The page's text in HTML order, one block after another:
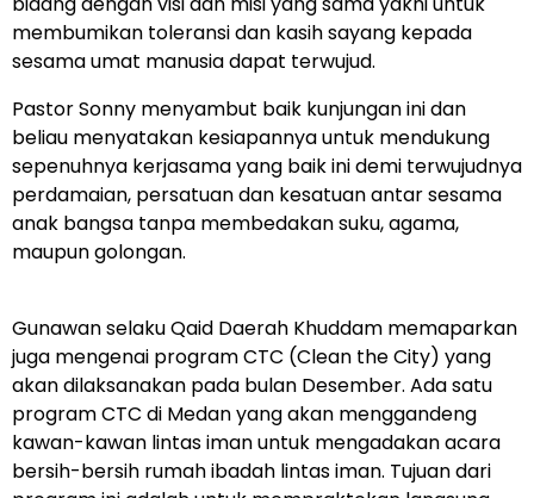
membumikan toleransi dan kasih sayang kepada
sesama umat manusia dapat terwujud.
Pastor Sonny menyambut baik kunjungan ini dan
beliau menyatakan kesiapannya untuk mendukung
sepenuhnya kerjasama yang baik ini demi terwujudnya
perdamaian, persatuan dan kesatuan antar sesama
anak bangsa tanpa membedakan suku, agama,
maupun golongan.
Gunawan selaku Qaid Daerah Khuddam memaparkan
juga mengenai program CTC (Clean the City) yang
akan dilaksanakan pada bulan Desember. Ada satu
program CTC di Medan yang akan menggandeng
kawan-kawan lintas iman untuk mengadakan acara
bersih-bersih rumah ibadah lintas iman. Tujuan dari